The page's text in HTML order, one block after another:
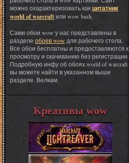
можно охарактеризовать какцитатник
world of warcraftили wow bash.
Сами обои wow у нас представлены в
разделе обоев wow для рабочего стола.
Все обои бесплатны и предоставляются к
просмотру и скачиванию без регистрации.
Подробную инфу об обоях world of warcraft
вы можете найти в указанном выше
разделе. Велкам.
Креативы wow